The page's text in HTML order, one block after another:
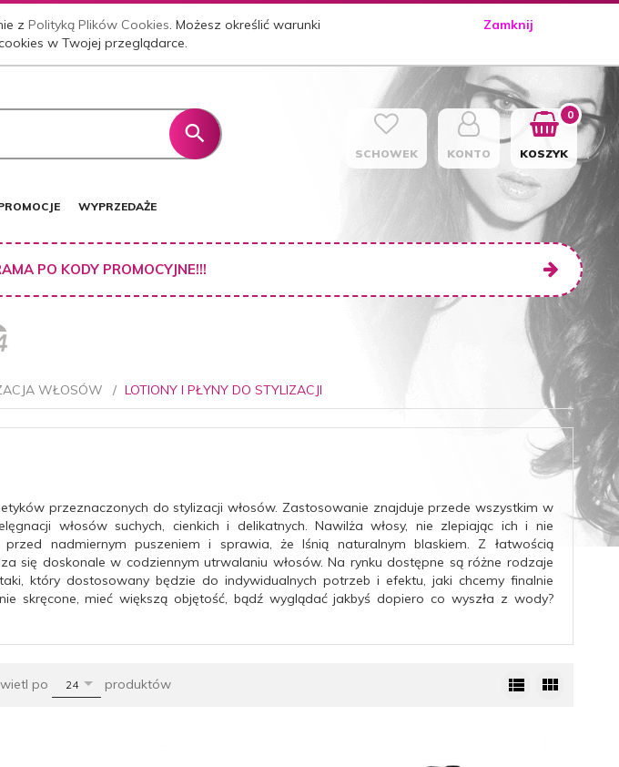
zPolityką Plików Cookies. Możesz określić warunki
w Twojej przeglądarce.
Zamknij
SCHOWEK KONTO KOSZYK
0
WYPRZEDAŻE
PO KODY PROMOCYJNE!!!
WŁOSÓW LOTIONY I PŁYNY DO STYLIZACJI
przeznaczonych do stylizacji włosów. Zastosowanie znajduje przede wszystkim w
włosów suchych, cienkich i delikatnych. Nawilża włosy, nie zlepiając ich i nie
nadmiernym puszeniem i sprawia, że lśnią naturalnym blaskiem. Z łatwością
się doskonale w codziennym utrwalaniu włosów. Na rynku dostępne są różne rodzaje
który dostosowany będzie do indywidualnych potrzeb i efektu, jaki chcemy finalnie
skręcone, mieć większą objętość, bądź wyglądać jakbyś dopiero co wyszła z wody?
po pop
24 produktów